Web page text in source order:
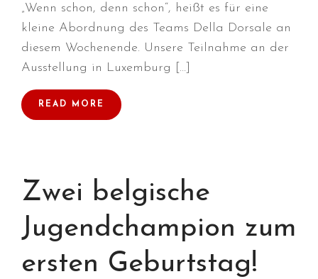
März 2022
Februar 2022
Januar 2022
Dezember 2021
Juli 2021
April 2021
März 2021
Dezember 2020
„Wenn schon, denn schon“, heißt es für eine
kleine Abordnung des Teams Della Dorsale an
diesem Wochenende. Unsere Teilnahme an der
Ausstellung in Luxemburg […]
READ MORE
Zwei belgische
Jugendchampion zum
ersten Geburtstag!